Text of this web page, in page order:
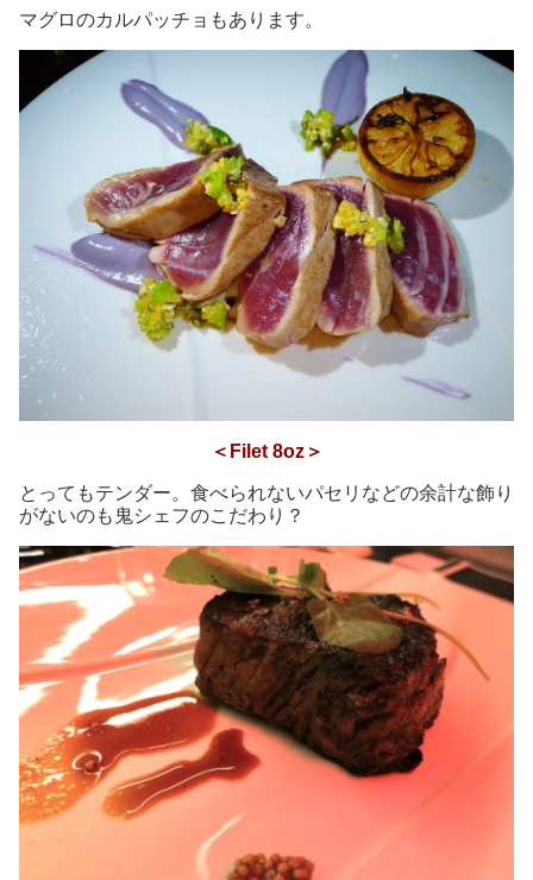
マグロのカルパッチョもあります。
＜Filet 8oz＞
とってもテンダー。食べられないパセリなどの余計な飾り
がないのも鬼シェフのこだわり？